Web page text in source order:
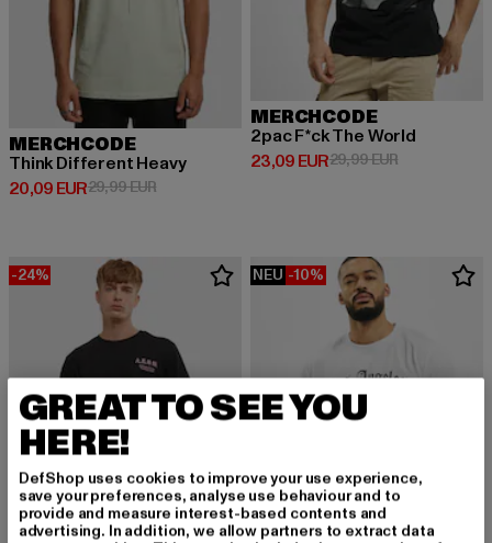
MERCHCODE
Think Different Heavy
20,09 EUR
Derzeitiger Preis: 20,09 EUR
29,99 EURAktionspreis: 29,99 EUR
MERCHCODE
2pac F*ck The World
23,09 EUR
Derzeitiger Preis: 23,09 EUR
29,99 EURAktionspreis:
-24% NEU -10%
GREAT TO SEE YOU
HERE!
DefShop uses cookies to improve your use experience,
save your preferences, analyse use behaviour and to
provide and measure interest-based contents and
advertising. In addition, we allow partners to extract data